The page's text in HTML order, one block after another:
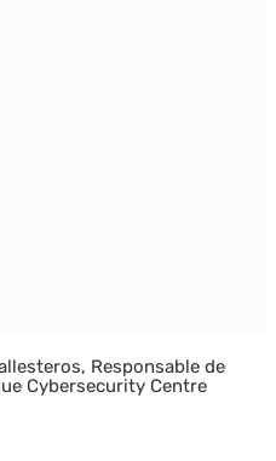
Responsable de
Cybersecurity Centre